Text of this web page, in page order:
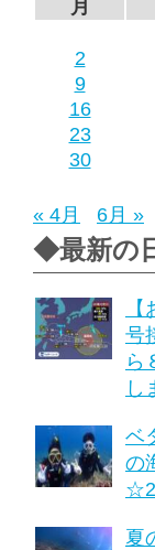
月
2
9
16
23
30
« 4月 6月 »
◆最新の
号
ら
し
ベ
の
夏